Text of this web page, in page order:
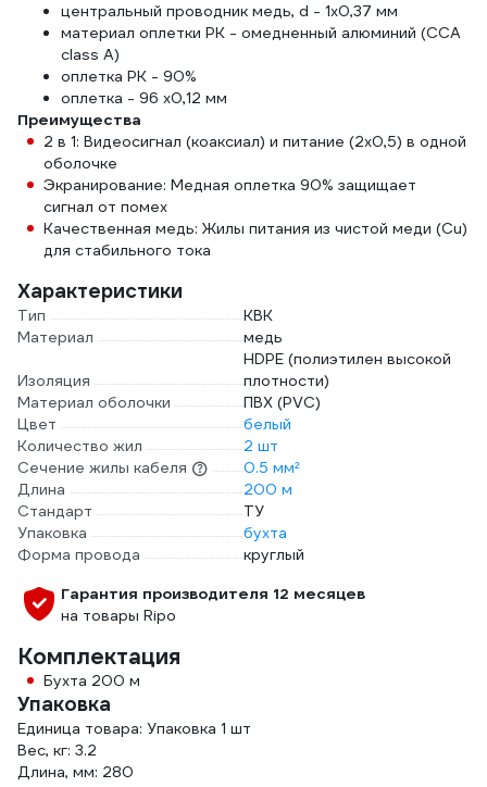
центральный проводник медь, d - 1х0,37 мм
материал оплетки РК - омедненный алюминий (ССА
class A)
оплетка РК - 90%
оплетка - 96 х0,12 мм
Преимущества
2 в 1: Видеосигнал (коаксиал) и питание (2x0,5) в одной
оболочке
Экранирование: Медная оплетка 90% защищает
сигнал от помех
Качественная медь: Жилы питания из чистой меди (Cu)
для стабильного тока
Характеристики
Тип
КВК
Материал
медь
Изоляция
HDPE (полиэтилен высокой
плотности)
Материал оболочки
ПВХ (PVC)
Цвет
белый
Количество жил
2 шт
Сечение жилы кабеля
0.5 мм²
Длина
200 м
Стандарт
ТУ
Упаковка
бухта
Форма провода
круглый
Гарантия производителя 12 месяцев
на товары Ripo
Комплектация
Бухта 200 м
Упаковка
Единица товара: Упаковка 1 шт
Вес, кг: 3.2
Длина, мм: 280